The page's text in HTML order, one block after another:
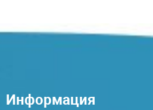
Информация